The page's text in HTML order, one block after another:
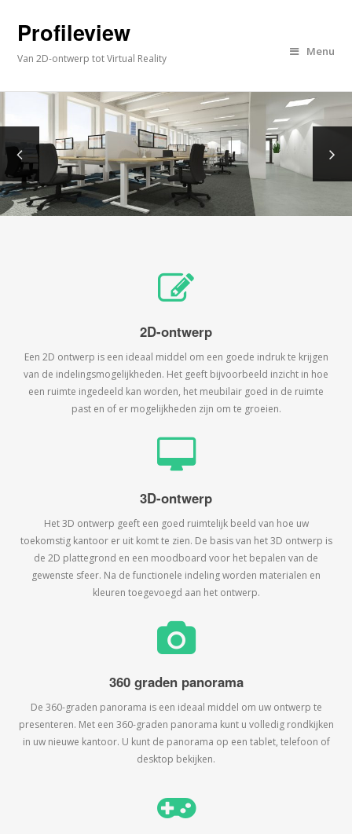
Profileview
Van 2D-ontwerp tot Virtual Reality
Menu
2D-ontwerp
Een 2D ontwerp is een ideaal middel om een goede indruk te krijgen
van de indelingsmogelijkheden. Het geeft bijvoorbeeld inzicht in hoe
een ruimte ingedeeld kan worden, het meubilair goed in de ruimte
past en of er mogelijkheden zijn om te groeien.
3D-ontwerp
Het 3D ontwerp geeft een goed ruimtelijk beeld van hoe uw
toekomstig kantoor er uit komt te zien. De basis van het 3D ontwerp is
de 2D plattegrond en een moodboard voor het bepalen van de
gewenste sfeer. Na de functionele indeling worden materialen en
kleuren toegevoegd aan het ontwerp.
360 graden panorama
De 360-graden panorama is een ideaal middel om uw ontwerp te
presenteren. Met een 360-graden panorama kunt u volledig rondkijken
in uw nieuwe kantoor. U kunt de panorama op een tablet, telefoon of
desktop bekijken.